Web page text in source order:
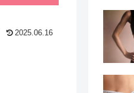
2025.06.16